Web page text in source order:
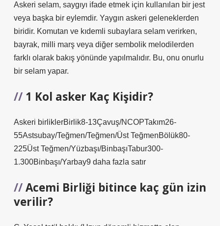
Askeri selam, saygıyı ifade etmek için kullanılan bir jest
veya başka bir eylemdir. Yaygın askeri geleneklerden
biridir. Komutan ve kıdemli subaylara selam verirken,
bayrak, milli marş veya diğer sembolik melodilerden
farklı olarak bakış yönünde yapılmalıdır. Bu, onu onurlu
bir selam yapar.
1 Kol asker Kaç Kişidir?
Askeri birliklerBirlik8-13Çavuş/NCOPTakım26-
55Astsubay/Teğmen/Teğmen/Üst TeğmenBölük80-
225Üst Teğmen/Yüzbaşı/BinbaşıTabur300-
1.300Binbaşı/Yarbay9 daha fazla satır
Acemi Birliği bitince kaç gün izin
verilir?